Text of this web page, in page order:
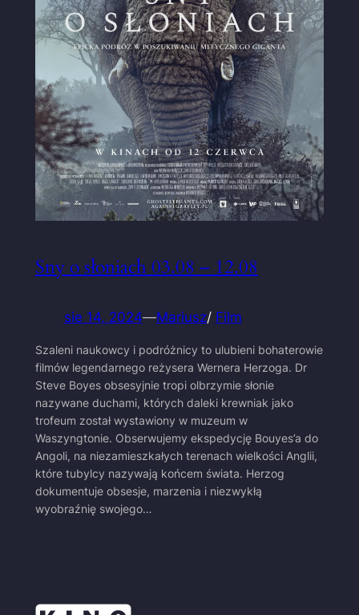
Sny o słoniach 03.08 – 12.08
sie 14, 2024—Mariusz/ Film
Szaleni naukowcy i podróżnicy to ulubieni bohaterowie
filmów legendarnego reżysera Wernera Herzoga. Dr
Steve Boyes obsesyjnie tropi olbrzymie słonie
nazywane duchami, których daleki krewniak jako
trofeum został wystawiony w muzeum w
Waszyngtonie. Obserwujemy ekspedycję Bouyes’a do
Angoli, na niezamieszkałych terenach wielkości Anglii,
które tubylcy nazywają końcem świata. Herzog
dokumentuje obsesje, marzenia i niezwykłą
wyobraźnię swojego…